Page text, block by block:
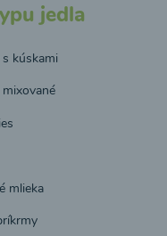
jedla
kúskami
mlieka